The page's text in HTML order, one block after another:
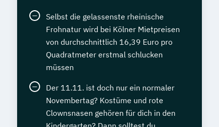
Selbst die gelassenste rheinische
Frohnatur wird bei Kölner Mietpreisen
von durchschnittlich 16,39 Euro pro
Quadratmeter erstmal schlucken
müssen
Der 11.11. ist doch nur ein normaler
Novembertag? Kostüme und rote
Clownsnasen gehören für dich in den